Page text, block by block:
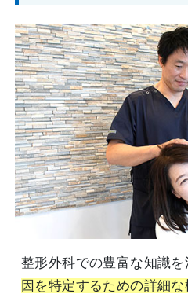
整形外科での豊富な知識
因を特定するための詳細な